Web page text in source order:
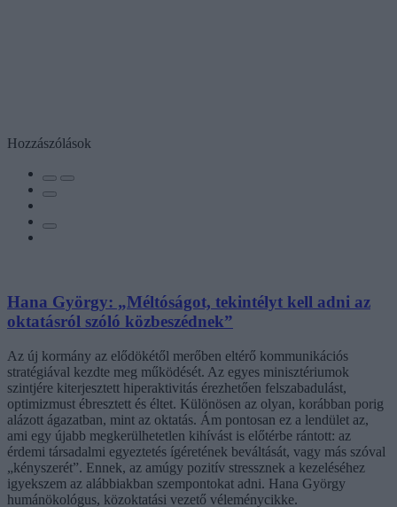
Hozzászólások
Hana György: „Méltóságot, tekintélyt kell adni az
oktatásról szóló közbeszédnek”
Az új kormány az elődökétől merőben eltérő kommunikációs
stratégiával kezdte meg működését. Az egyes minisztériumok
szintjére kiterjesztett hiperaktivitás érezhetően felszabadulást,
optimizmust ébresztett és éltet. Különösen az olyan, korábban porig
alázott ágazatban, mint az oktatás. Ám pontosan ez a lendület az,
ami egy újabb megkerülhetetlen kihívást is előtérbe rántott: az
érdemi társadalmi egyeztetés ígéretének beváltását, vagy más szóval
„kényszerét”. Ennek, az amúgy pozitív stressznek a kezeléséhez
igyekszem az alábbiakban szempontokat adni. Hana György
humánökológus, közoktatási vezető véleménycikke.